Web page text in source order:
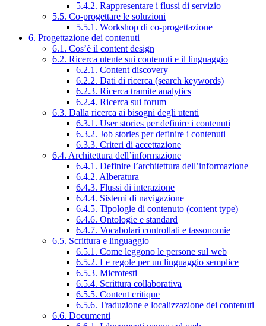
5.4.2. Rappresentare i flussi di servizio
5.5. Co-progettare le soluzioni
5.5.1. Workshop di co-progettazione
6. Progettazione dei contenuti
6.1. Cos’è il content design
6.2. Ricerca utente sui contenuti e il linguaggio
6.2.1. Content discovery
6.2.2. Dati di ricerca (search keywords)
6.2.3. Ricerca tramite analytics
6.2.4. Ricerca sui forum
6.3. Dalla ricerca ai bisogni degli utenti
6.3.1. User stories per definire i contenuti
6.3.2. Job stories per definire i contenuti
6.3.3. Criteri di accettazione
6.4. Architettura dell’informazione
6.4.1. Definire l’architettura dell’informazione
6.4.2. Alberatura
6.4.3. Flussi di interazione
6.4.4. Sistemi di navigazione
6.4.5. Tipologie di contenuto (content type)
6.4.6. Ontologie e standard
6.4.7. Vocabolari controllati e tassonomie
6.5. Scrittura e linguaggio
6.5.1. Come leggono le persone sul web
6.5.2. Le regole per un linguaggio semplice
6.5.3. Microtesti
6.5.4. Scrittura collaborativa
6.5.5. Content critique
6.5.6. Traduzione e localizzazione dei contenuti
6.6. Documenti